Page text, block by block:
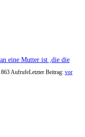
eine Mutter ist ,die die
863 AufrufeLetzter Beitrag: vor